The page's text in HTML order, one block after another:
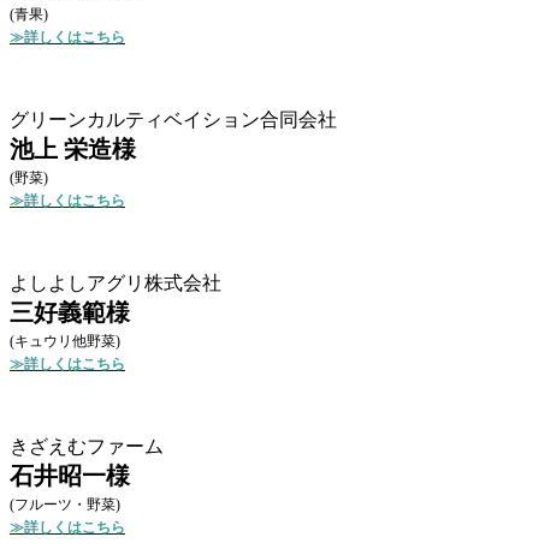
(青果)
≫詳しくはこちら
グリーンカルティベイション合同会社
池上 栄造様
(野菜)
≫詳しくはこちら
よしよしアグリ株式会社
三好義範様
(キュウリ他野菜)
≫詳しくはこちら
きざえむファーム
石井昭一様
(フルーツ・野菜)
≫詳しくはこちら